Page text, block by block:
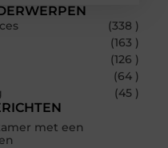
(338 )
(163 )
(126 )
(64 )
(45 )
met een